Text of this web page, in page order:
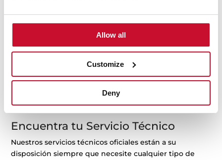
Allow all
Customize
Deny
el producto. Pero si lo has perdido o no lo encuentras,
puedes descargarlo aquí.
Por ejemplo: RLF 74960 SS ó 113430057
Encuentra tu Servicio Técnico
Nuestros servicios técnicos oficiales están a su
disposición siempre que necesite cualquier tipo de